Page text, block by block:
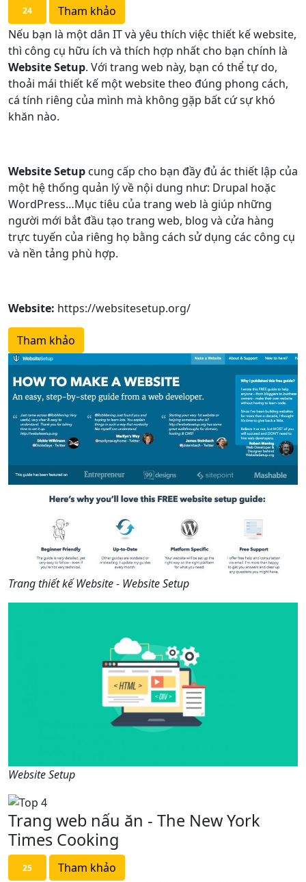
24
Tham khảo
Nếu bạn là một dân IT và yêu thích việc thiết kế website,
thì công cụ hữu ích và thích hợp nhất cho bạn chính là
Website Setup. Với trang web này, bạn có thể tự do,
thoải mái thiết kế một website theo đúng phong cách,
cá tính riêng của mình mà không gặp bất cứ sự khó
khăn nào.
Website Setup cung cấp cho bạn đầy đủ ác thiết lập của
một hệ thống quản lý về nội dung như: Drupal hoặc
WordPress…Mục tiêu của trang web là giúp những
người mới bắt đầu tạo trang web, blog và cửa hàng
trực tuyến của riêng họ bằng cách sử dụng các công cụ
và nền tảng phù hợp.
Website: https://websitesetup.org/
Tham khảo
Trang thiết kế Website - Website Setup
Website Setup
Trang web nấu ăn - The New York
Times Cooking
25
Tham khảo